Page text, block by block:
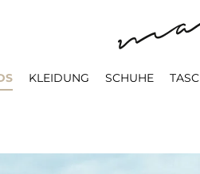
KLEIDUNG SCHUHE